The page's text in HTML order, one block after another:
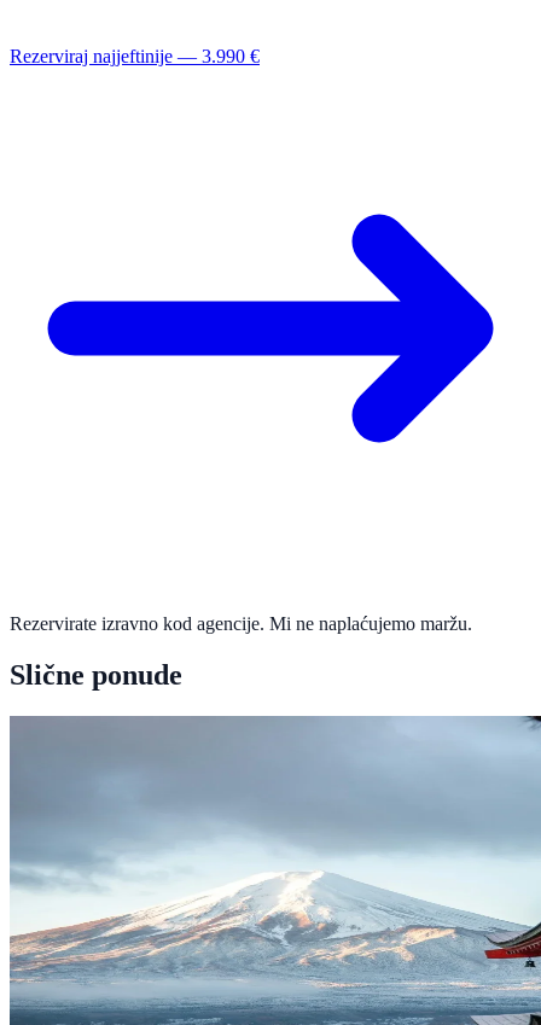
Rezerviraj najjeftinije — 3.990 €
Rezervirate izravno kod agencije. Mi ne naplaćujemo maržu.
Slične ponude